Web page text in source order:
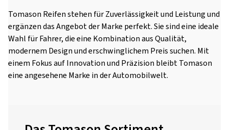
Tomason Reifen stehen für Zuverlässigkeit und Leistung und
ergänzen das Angebot der Marke perfekt. Sie sind eine ideale
Wahl für Fahrer, die eine Kombination aus Qualität,
modernem Design und erschwinglichem Preis suchen. Mit
einem Fokus auf Innovation und Präzision bleibt Tomason
eine angesehene Marke in der Automobilwelt.